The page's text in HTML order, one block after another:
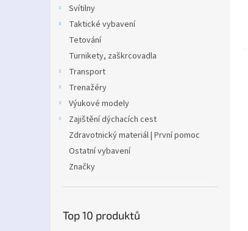
Svítilny
Taktické vybavení
Tetování
Turnikety, zaškrcovadla
Transport
Trenažéry
Výukové modely
Zajištění dýchacích cest
Zdravotnický materiál | První pomoc
Ostatní vybavení
Značky
Top 10 produktů